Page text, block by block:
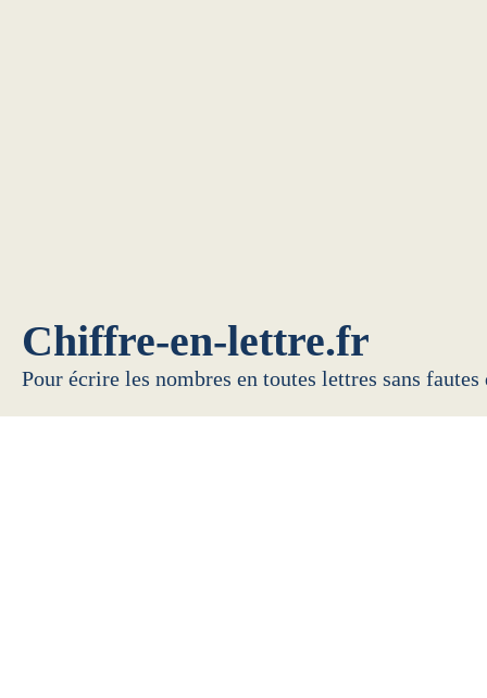
Chiffre-en-lettre.fr
Pour écrire les nombres en toutes lettres sans